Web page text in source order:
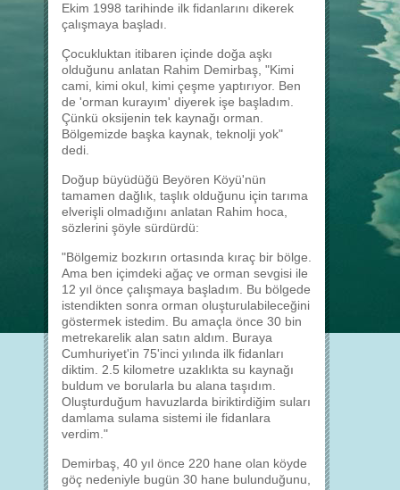
Ekim 1998 tarihinde ilk fidanlarını dikerek
çalışmaya başladı.
Çocukluktan itibaren içinde doğa aşkı
olduğunu anlatan Rahim Demirbaş, "Kimi
cami, kimi okul, kimi çeşme yaptırıyor. Ben
de 'orman kurayım' diyerek işe başladım.
Çünkü oksijenin tek kaynağı orman.
Bölgemizde başka kaynak, teknolji yok"
dedi.
Doğup büyüdüğü Beyören Köyü'nün
tamamen dağlık, taşlık olduğunu için tarıma
elverişli olmadığını anlatan Rahim hoca,
sözlerini şöyle sürdürdü:
"Bölgemiz bozkırın ortasında kıraç bir bölge.
Ama ben içimdeki ağaç ve orman sevgisi ile
12 yıl önce çalışmaya başladım. Bu bölgede
istendikten sonra orman oluşturulabileceğini
göstermek istedim. Bu amaçla önce 30 bin
metrekarelik alan satın aldım. Buraya
Cumhuriyet'in 75'inci yılında ilk fidanları
diktim. 2.5 kilometre uzaklıkta su kaynağı
buldum ve borularla bu alana taşıdım.
Oluşturduğum havuzlarda biriktirdiğim suları
damlama sulama sistemi ile fidanlara
verdim."
Demirbaş, 40 yıl önce 220 hane olan köyde
göç nedeniyle bugün 30 hane bulunduğunu,